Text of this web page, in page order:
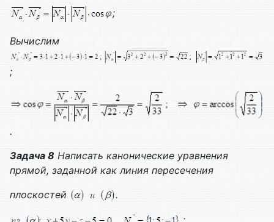
;
Вычислим
;
.
Задача 8 Написать канонические уравнения
прямой, заданной как линия пересечения
плоскостей
.